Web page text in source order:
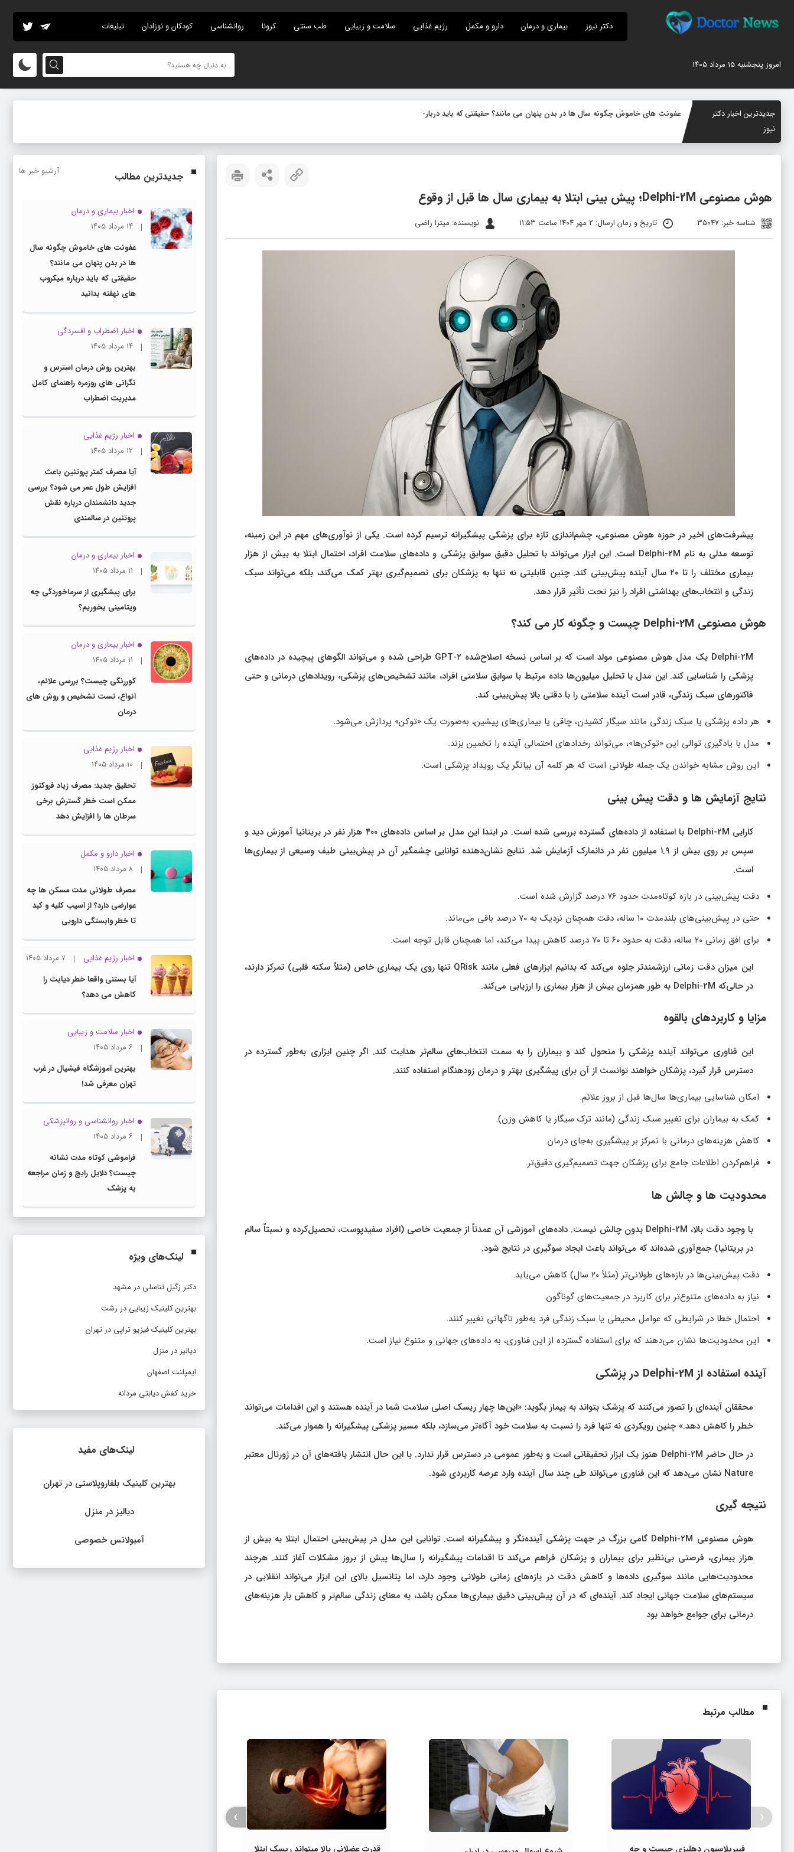
دکتر نیوز بیماری و درمان دارو و مکمل رژیم غذایی سلامت و زیبایی طب سنتی کرونا روانشناسی کودکان و نوزادان تبلیغات
امروز پنجشنبه ۱۵ مرداد ۱۴۰۵
جدیدترین اخبار دکتر
نیوز
عفونت های خاموش چگونه سال ها در بدن پنهان می مانند؟ حقیقتی که باید درباره میکروب های نهفته
هوش مصنوعی Delphi-2M؛ پیش‌ بینی ابتلا به بیماری سال‌ ها قبل از وقوع
شناسه خبر: 35047 تاریخ و زمان ارسال: ۲ مهر ۱۴۰۴ ساعت ۱۱:۵۳ نویسنده: میترا راضی
پیشرفت‌های اخیر در حوزه هوش مصنوعی، چشم‌اندازی تازه برای پزشکی پیشگیرانه ترسیم کرده است. یکی از نوآوری‌های مهم در این زمینه،
توسعه مدلی به نام Delphi-2M است. این ابزار می‌تواند با تحلیل دقیق سوابق پزشکی و داده‌های سلامت افراد، احتمال ابتلا به بیش از هزار
بیماری مختلف را تا ۲۰ سال آینده پیش‌بینی کند. چنین قابلیتی نه تنها به پزشکان برای تصمیم‌گیری بهتر کمک می‌کند، بلکه می‌تواند سبک
زندگی و انتخاب‌های بهداشتی افراد را نیز تحت تأثیر قرار دهد.
هوش مصنوعی Delphi-2M چیست و چگونه کار می‌ کند؟
Delphi-2M یک مدل هوش مصنوعی مولد است که بر اساس نسخه اصلاح‌شده GPT-۲ طراحی شده و می‌تواند الگوهای پیچیده در داده‌های
پزشکی را شناسایی کند. این مدل با تحلیل میلیون‌ها داده مرتبط با سوابق سلامتی افراد، مانند تشخیص‌های پزشکی، رویدادهای درمانی و حتی
فاکتورهای سبک زندگی، قادر است آینده سلامتی را با دقتی بالا پیش‌بینی کند.
هر داده پزشکی یا سبک زندگی مانند سیگار کشیدن، چاقی یا بیماری‌های پیشین، به‌صورت یک «توکن» پردازش می‌شود.
مدل با یادگیری توالی این «توکن‌ها»، می‌تواند رخدادهای احتمالی آینده را تخمین بزند.
این روش مشابه خواندن یک جمله طولانی است که هر کلمه آن بیانگر یک رویداد پزشکی است.
نتایج آزمایش‌ ها و دقت پیش‌ بینی
کارایی Delphi-2M با استفاده از داده‌های گسترده بررسی شده است. در ابتدا این مدل بر اساس داده‌های ۴۰۰ هزار نفر در بریتانیا آموزش دید و
سپس بر روی بیش از ۱.۹ میلیون نفر در دانمارک آزمایش شد. نتایج نشان‌دهنده توانایی چشمگیر آن در پیش‌بینی طیف وسیعی از بیماری‌ها
است.
دقت پیش‌بینی در بازه کوتاه‌مدت حدود ۷۶ درصد گزارش شده است.
حتی در پیش‌بینی‌های بلندمدت ۱۰ ساله، دقت همچنان نزدیک به ۷۰ درصد باقی می‌ماند.
برای افق زمانی ۲۰ ساله، دقت به حدود ۶۰ تا ۷۰ درصد کاهش پیدا می‌کند، اما همچنان قابل توجه است.
این میزان دقت زمانی ارزشمندتر جلوه می‌کند که بدانیم ابزارهای فعلی مانند QRisk تنها روی یک بیماری خاص (مثلاً سکته قلبی) تمرکز دارند،
در حالی‌که Delphi-2M به طور همزمان بیش از هزار بیماری را ارزیابی می‌کند.
مزایا و کاربردهای بالقوه
این فناوری می‌تواند آینده پزشکی را متحول کند و بیماران را به سمت انتخاب‌های سالم‌تر هدایت کند. اگر چنین ابزاری به‌طور گسترده در
دسترس قرار گیرد، پزشکان خواهند توانست از آن برای پیشگیری بهتر و درمان زودهنگام استفاده کنند.
امکان شناسایی بیماری‌ها سال‌ها قبل از بروز علائم.
کمک به بیماران برای تغییر سبک زندگی (مانند ترک سیگار یا کاهش وزن).
کاهش هزینه‌های درمانی با تمرکز بر پیشگیری به‌جای درمان.
فراهم‌کردن اطلاعات جامع برای پزشکان جهت تصمیم‌گیری دقیق‌تر.
محدودیت‌ ها و چالش‌ ها
با وجود دقت بالا، Delphi-2M بدون چالش نیست. داده‌های آموزشی آن عمدتاً از جمعیت خاصی (افراد سفیدپوست، تحصیل‌کرده و نسبتاً سالم
در بریتانیا) جمع‌آوری شده‌اند که می‌تواند باعث ایجاد سوگیری در نتایج شود.
دقت پیش‌بینی‌ها در بازه‌های طولانی‌تر (مثلاً ۲۰ سال) کاهش می‌یابد.
نیاز به داده‌های متنوع‌تر برای کاربرد در جمعیت‌های گوناگون.
احتمال خطا در شرایطی که عوامل محیطی یا سبک زندگی فرد به‌طور ناگهانی تغییر کنند.
این محدودیت‌ها نشان می‌دهند که برای استفاده گسترده از این فناوری، به داده‌های جهانی و متنوع نیاز است.
آینده استفاده از Delphi-2M در پزشکی
محققان آینده‌ای را تصور می‌کنند که پزشک بتواند به بیمار بگوید: «این‌ها چهار ریسک اصلی سلامت شما در آینده هستند و این اقدامات می‌تواند
خطر را کاهش دهد.» چنین رویکردی نه تنها فرد را نسبت به سلامت خود آگاه‌تر می‌سازد، بلکه مسیر پزشکی پیشگیرانه را هموار می‌کند.
در حال حاضر Delphi-2M هنوز یک ابزار تحقیقاتی است و به‌طور عمومی در دسترس قرار ندارد. با این حال انتشار یافته‌های آن در ژورنال معتبر
Nature نشان می‌دهد که این فناوری می‌تواند طی چند سال آینده وارد عرصه کاربردی شود.
نتیجه‌ گیری
هوش مصنوعی Delphi-2M گامی بزرگ در جهت پزشکی آینده‌نگر و پیشگیرانه است. توانایی این مدل در پیش‌بینی احتمال ابتلا به بیش از
هزار بیماری، فرصتی بی‌نظیر برای بیماران و پزشکان فراهم می‌کند تا اقدامات پیشگیرانه را سال‌ها پیش از بروز مشکلات آغاز کنند. هرچند
محدودیت‌هایی مانند سوگیری داده‌ها و کاهش دقت در بازه‌های زمانی طولانی وجود دارد، اما پتانسیل بالای این ابزار می‌تواند انقلابی در
سیستم‌های سلامت جهانی ایجاد کند. آینده‌ای که در آن پیش‌بینی دقیق بیماری‌ها ممکن باشد، به معنای زندگی سالم‌تر و کاهش بار هزینه‌های
درمانی برای جوامع خواهد بود
مطالب مرتبط
فیبریلاسیون دهلیزی چیست و چه
قدرت عضلانی بالا میتواند ریسک ابتلا
‹
›
جدیدترین مطالب آرشیو خبر ها
اخبار بیماری و درمان
۱۴ مرداد ۱۴۰۵
عفونت های خاموش چگونه سال
ها در بدن پنهان می مانند؟
حقیقتی که باید درباره میکروب
های نهفته بدانید
اخبار اضطراب و افسردگی
۱۴ مرداد ۱۴۰۵
بهترین روش درمان استرس و
نگرانی های روزمره راهنمای کامل
مدیریت اضطراب
اخبار رژیم غذایی
۱۲ مرداد ۱۴۰۵
آیا مصرف کمتر پروتئین باعث
افزایش طول عمر می شود؟ بررسی
جدید دانشمندان درباره نقش
پروتئین در سالمندی
اخبار بیماری و درمان
۱۱ مرداد ۱۴۰۵
برای پیشگیری از سرماخوردگی چه
ویتامینی بخوریم؟
اخبار بیماری و درمان
۱۱ مرداد ۱۴۰۵
کوررنگی چیست؟ بررسی علائم،
انواع، تست تشخیص و روش های
درمان
اخبار رژیم غذایی
۱۰ مرداد ۱۴۰۵
تحقیق جدید: مصرف زیاد فروکتوز
ممکن است خطر گسترش برخی
سرطان ها را افزایش دهد
اخبار دارو و مکمل
۸ مرداد ۱۴۰۵
مصرف طولانی مدت مسکن ها چه
عوارضی دارد؟ از آسیب کلیه و کبد
تا خطر وابستگی دارویی
اخبار رژیم غذایی
۷ مرداد ۱۴۰۵
آیا بستنی واقعا خطر دیابت را
کاهش می دهد؟
اخبار سلامت و زیبایی
۶ مرداد ۱۴۰۵
بهترین آموزشگاه فیشیال در غرب
تهران معرفی شد!
اخبار روانشناسی و روانپزشكی
۶ مرداد ۱۴۰۵
فراموشی کوتاه مدت نشانه
چیست؟ دلایل رایج و زمان مراجعه
به پزشک
لینک‌های ویژه
دکتر زگیل تناسلی در مشهد
بهترین کلینیک زیبایی در رشت
بهترین کلینیک فیزیو تراپی در تهران
دیالیز در منزل
ایمپلنت اصفهان
خرید کفش دیابتی مردانه
لینک‌های مفید
بهترین کلینیک بلفاروپلاستی در تهران
دیالیز در منزل
آمبولانس خصوصی